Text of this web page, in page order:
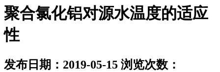
聚合氯化铝对源水温度的适应
性
发布日期：2019-05-15 浏览次数：